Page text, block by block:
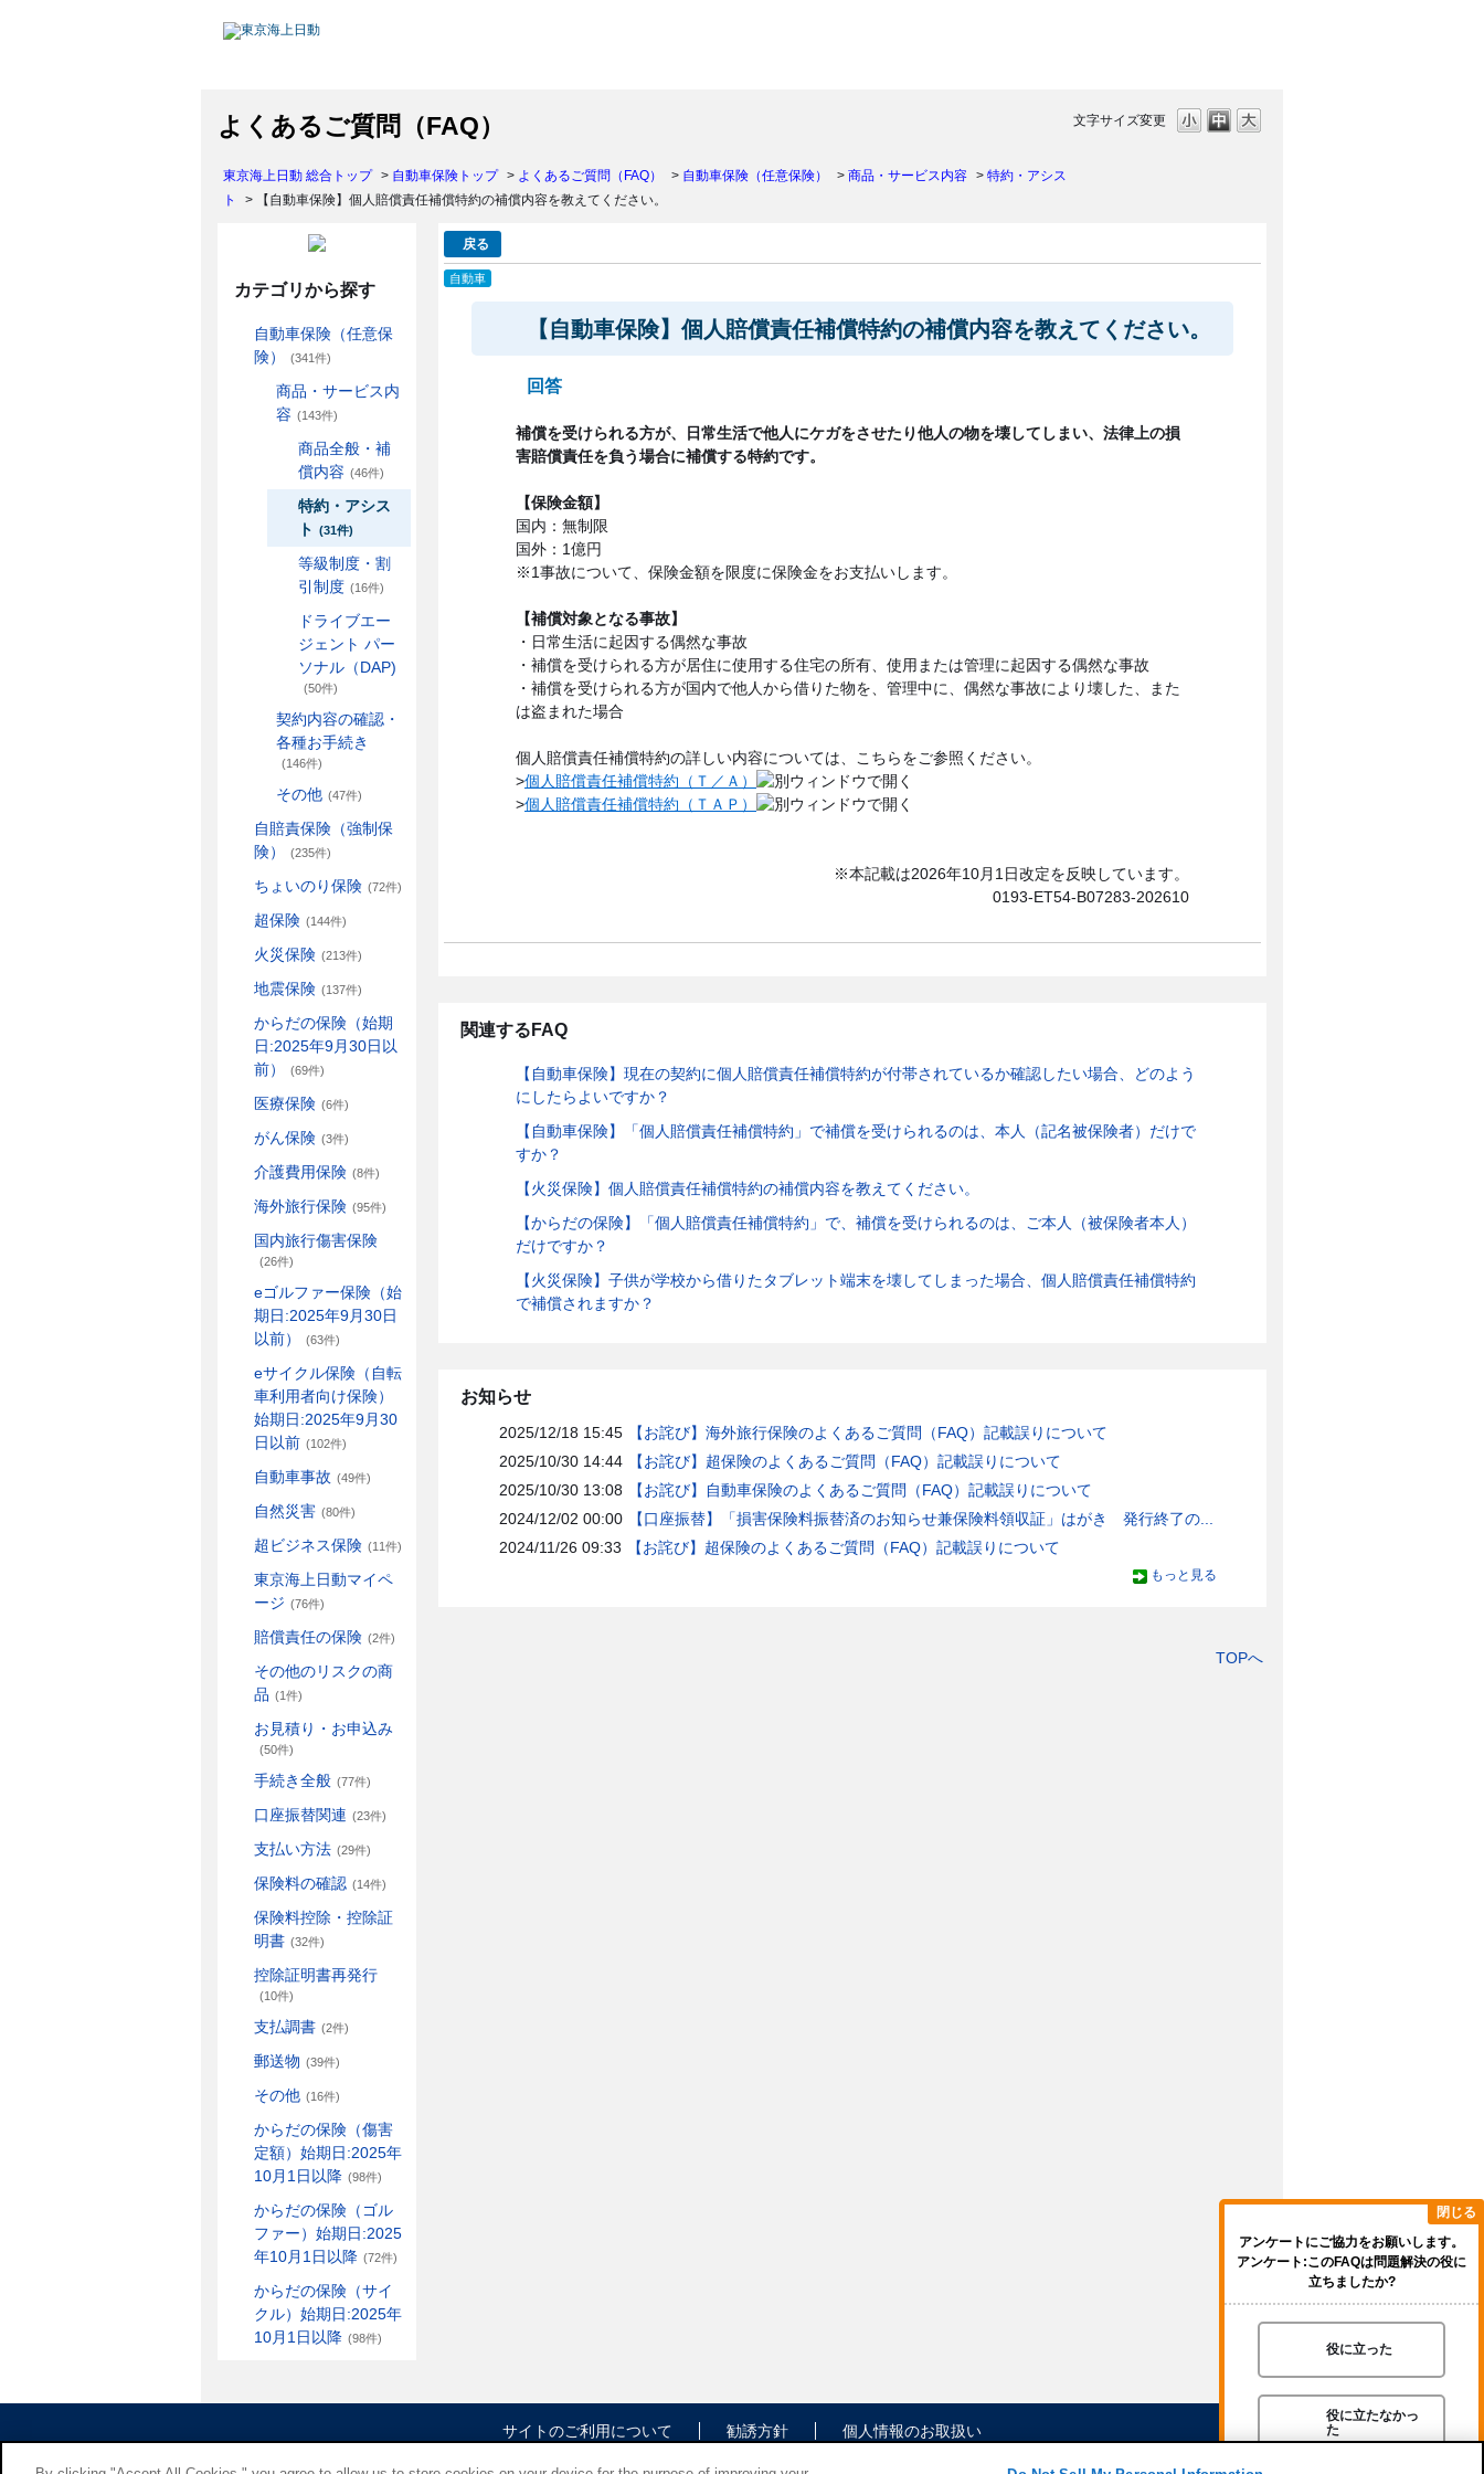
よくあるご質問（FAQ） 文字サイズ変更
東京海上日動 総合トップ > 自動車保険トップ > よくあるご質問（FAQ） > 自動車保険（任意保険） > 商品・サービス内容 > 特約・アシス
ト
> 【自動車保険】個人賠償責任補償特約の補償内容を教えてください。
カテゴリから探す
自動車保険（任意保
険）
(341件)
商品・サービス内
容 (143件)
商品全般・補
償内容 (46件)
特約・アシス
ト (31件)
等級制度・割
引制度 (16件)
ドライブエー
ジェント パー
ソナル（DAP)
(50件)
契約内容の確認・
各種お手続き
(146件)
その他 (47件)
自賠責保険（強制保
険）
(235件)
ちょいのり保険 (72件)
超保険 (144件)
火災保険 (213件)
地震保険 (137件)
からだの保険（始期
日:2025年9月30日以
前）
(69件)
医療保険 (6件)
がん保険 (3件)
介護費用保険 (8件)
海外旅行保険 (95件)
国内旅行傷害保険
(26件)
eゴルファー保険（始
期日:2025年9月30日
以前）
(63件)
eサイクル保険（自転
車利用者向け保険）
始期日:2025年9月30
日以前 (102件)
自動車事故 (49件)
自然災害 (80件)
超ビジネス保険 (11件)
東京海上日動マイペ
ージ (76件)
賠償責任の保険 (2件)
その他のリスクの商
品 (1件)
お見積り・お申込み
(50件)
手続き全般 (77件)
口座振替関連 (23件)
支払い方法 (29件)
保険料の確認 (14件)
保険料控除・控除証
明書 (32件)
控除証明書再発行
(10件)
支払調書 (2件)
郵送物 (39件)
その他 (16件)
からだの保険（傷害
定額）始期日:2025年
10月1日以降 (98件)
からだの保険（ゴル
ファー）始期日:2025
年10月1日以降 (72件)
からだの保険（サイ
クル）始期日:2025年
10月1日以降 (98件)
戻る
自動車
【自動車保険】個人賠償責任補償特約の補償内容を教えてください。
回答
補償を受けられる方が、日常生活で他人にケガをさせたり他人の物を壊してしまい、法律上の損
害賠償責任を負う場合に補償する特約です。
【保険金額】
国内：無制限
国外：1億円
※1事故について、保険金額を限度に保険金をお支払いします。
【補償対象となる事故】
・日常生活に起因する偶然な事故
・補償を受けられる方が居住に使用する住宅の所有、使用または管理に起因する偶然な事故
・補償を受けられる方が国内で他人から借りた物を、管理中に、偶然な事故により壊した、また
は盗まれた場合
個人賠償責任補償特約の詳しい内容については、こちらをご参照ください。
>個人賠償責任補償特約（Ｔ／Ａ）
>個人賠償責任補償特約（ＴＡＰ）
※本記載は2026年10月1日改定を反映しています。
0193-ET54-B07283-202610
閉じる
アンケートにご協力をお願いします。
アンケート:このFAQは問題解決の役に
立ちましたか?
役に立った
役に立たなかっ
た
関連するFAQ
【自動車保険】現在の契約に個人賠償責任補償特約が付帯されているか確認したい場合、どのよう
にしたらよいですか？
【自動車保険】「個人賠償責任補償特約」で補償を受けられるのは、本人（記名被保険者）だけで
すか？
【火災保険】個人賠償責任補償特約の補償内容を教えてください。
【からだの保険】「個人賠償責任補償特約」で、補償を受けられるのは、ご本人（被保険者本人）
だけですか？
【火災保険】子供が学校から借りたタブレット端末を壊してしまった場合、個人賠償責任補償特約
で補償されますか？
お知らせ
2025/12/18 15:45
【お詫び】海外旅行保険のよくあるご質問（FAQ）記載誤りについて
2025/10/30 14:44
【お詫び】超保険のよくあるご質問（FAQ）記載誤りについて
2025/10/30 13:08
【お詫び】自動車保険のよくあるご質問（FAQ）記載誤りについて
2024/12/02 00:00
【口座振替】「損害保険料振替済のお知らせ兼保険料領収証」はがき 発行終了の...
2024/11/26 09:33
【お詫び】超保険のよくあるご質問（FAQ）記載誤りについて
もっと見る
TOPへ
サイトのご利用について 勧誘方針 個人情報のお取扱い